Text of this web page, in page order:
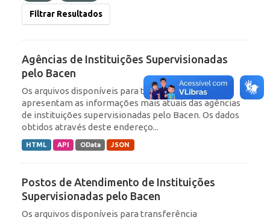
Filtrar Resultados
Agências de Instituições Supervisionadas
pelo Bacen
Os arquivos disponíveis para transferência
apresentam as informações mais atuais das agências
de instituições supervisionadas pelo Bacen. Os dados
obtidos através deste endereço...
HTML API OData JSON
Postos de Atendimento de Instituições
Supervisionadas pelo Bacen
Os arquivos disponíveis para transferência